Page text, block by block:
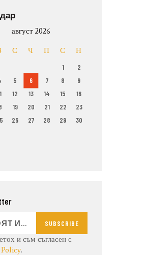
август 2026
С Ч П С Н
1
2
5 6 7 8
9
12 13 14 15
16
19 20 21 22
23
26 27 28 29
30
SUBSCRIBE
и съм съгласен с
.